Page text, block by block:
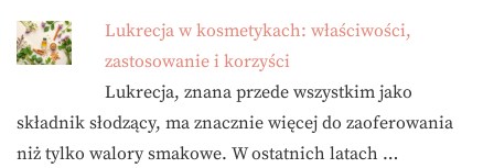
Lukrecja w kosmetykach: właściwości,
zastosowanie i korzyści
Lukrecja, znana przede wszystkim jako
składnik słodzący, ma znacznie więcej do zaoferowania
niż tylko walory smakowe. W ostatnich latach …